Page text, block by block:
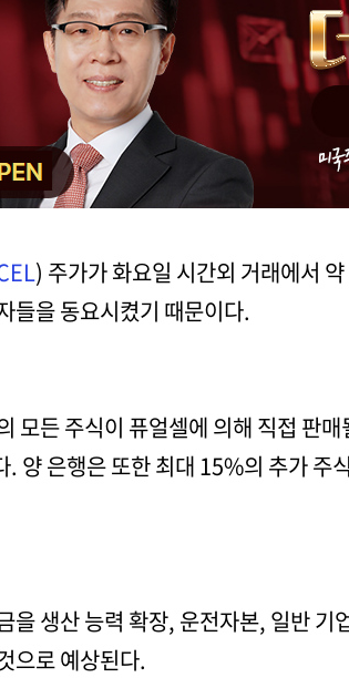
) 주가가 화요일 시간외 거래에서
들을 동요시켰기 때문이다.
모든 주식이 퓨얼셀에 의해 직접 판
. 양 은행은 또한 최대 15%의 추가 주
을 생산 능력 확장, 운전자본, 일반
으로 예상된다.